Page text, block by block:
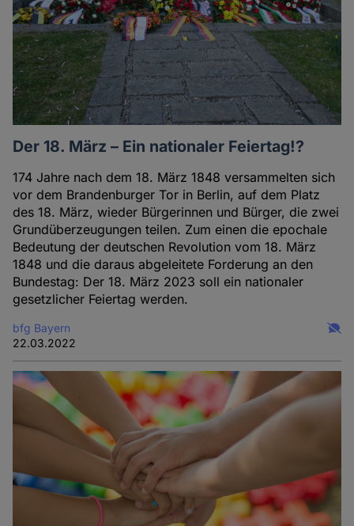
Der 18. März – Ein nationaler Feiertag!?
174 Jahre nach dem 18. März 1848 versammelten sich
vor dem Brandenburger Tor in Berlin, auf dem Platz
des 18. März, wieder Bürgerinnen und Bürger, die zwei
Grundüberzeugungen teilen. Zum einen die epochale
Bedeutung der deutschen Revolution vom 18. März
1848 und die daraus abgeleitete Forderung an den
Bundestag: Der 18. März 2023 soll ein nationaler
gesetzlicher Feiertag werden.
bfg Bayern
22.03.2022